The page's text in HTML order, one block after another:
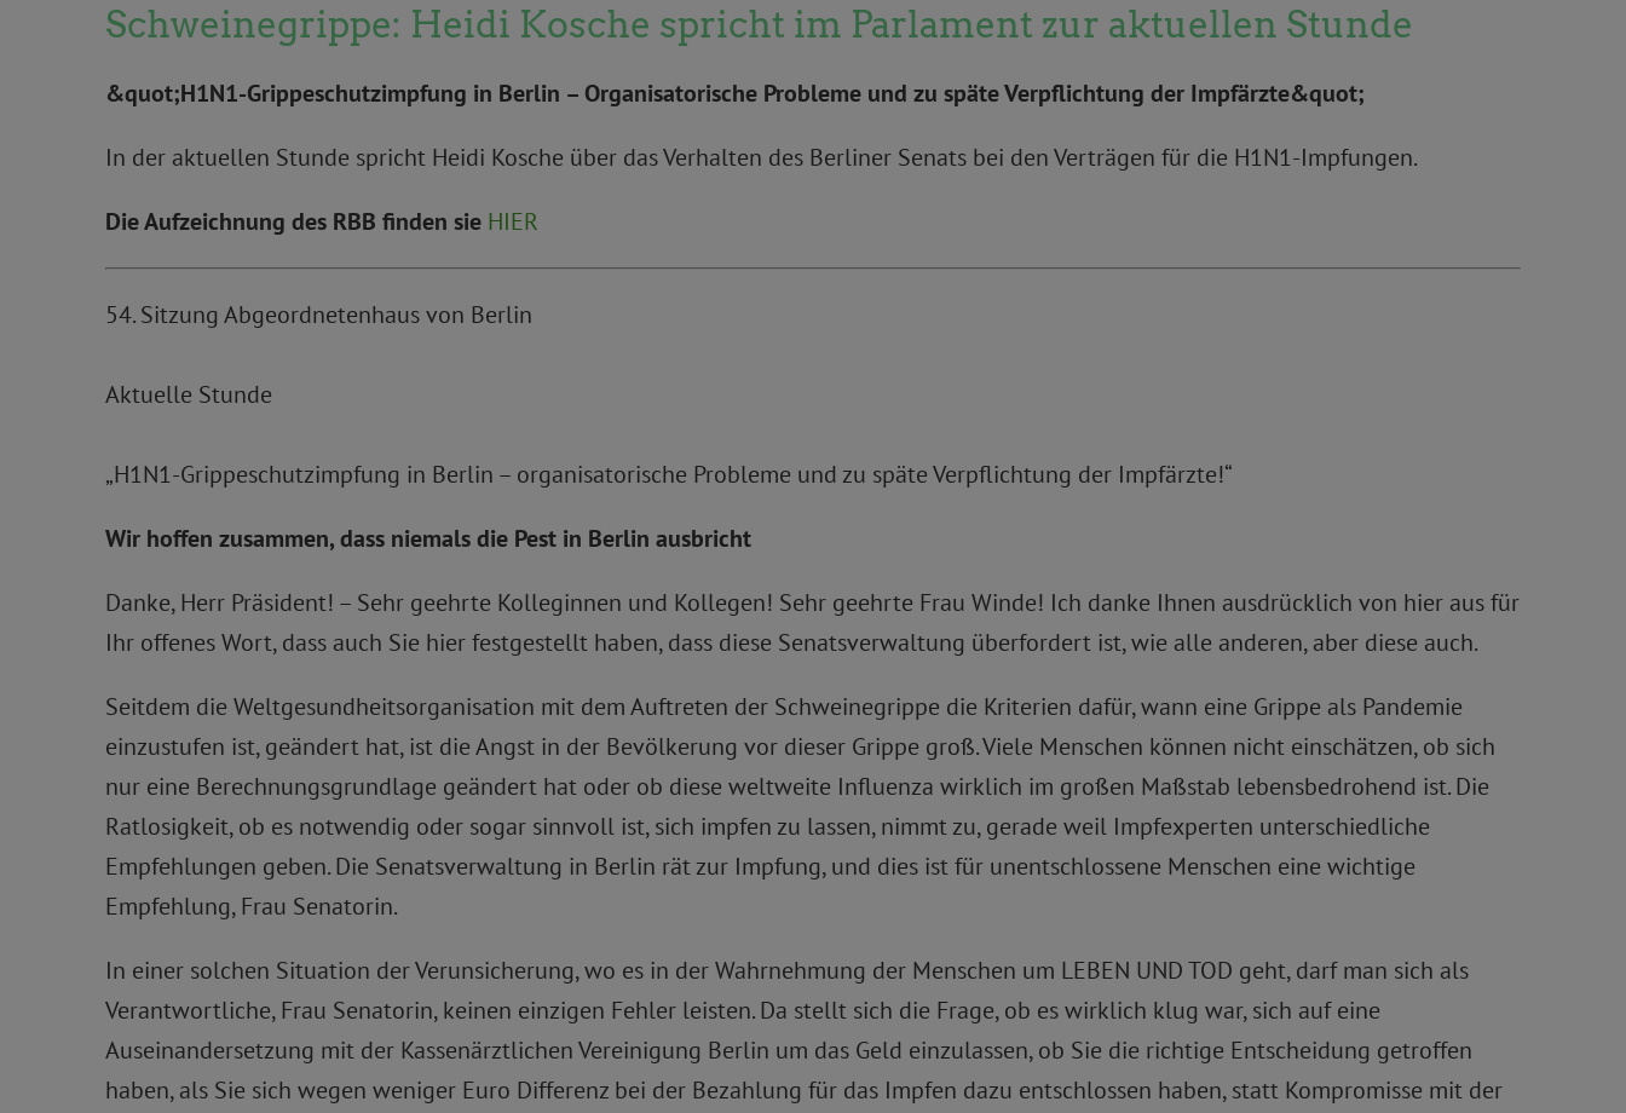
Schweinegrippe: Heidi Kosche spricht im Parlament zur aktuellen Stunde
&quot;H1N1-Grippeschutzimpfung in Berlin – Organisatorische Probleme und zu späte Verpflichtung der Impfärzte&quot;
In der aktuellen Stunde spricht Heidi Kosche über das Verhalten des Berliner Senats bei den Verträgen für die H1N1-Impfungen.
Die Aufzeichnung des RBB finden sie HIER
54. Sitzung Abgeordnetenhaus von Berlin
Aktuelle Stunde
„H1N1-Grippeschutzimpfung in Berlin – organisatorische Probleme und zu späte Verpflichtung der Impfärzte!“
Wir hoffen zusammen, dass niemals die Pest in Berlin ausbricht
Danke, Herr Präsident! – Sehr geehrte Kolleginnen und Kollegen! Sehr geehrte Frau Winde! Ich danke Ihnen ausdrücklich von hier aus für
Ihr offenes Wort, dass auch Sie hier festgestellt haben, dass diese Senatsverwaltung überfordert ist, wie alle anderen, aber diese auch.
Seitdem die Weltgesundheitsorganisation mit dem Auftreten der Schweinegrippe die Kriterien dafür, wann eine Grippe als Pandemie
einzustufen ist, geändert hat, ist die Angst in der Bevölkerung vor dieser Grippe groß. Viele Menschen können nicht einschätzen, ob sich
nur eine Berechnungsgrundlage geändert hat oder ob diese weltweite Influenza wirklich im großen Maßstab lebensbedrohend ist. Die
Ratlosigkeit, ob es notwendig oder sogar sinnvoll ist, sich impfen zu lassen, nimmt zu, gerade weil Impfexperten unterschiedliche
Empfehlungen geben. Die Senatsverwaltung in Berlin rät zur Impfung, und dies ist für unentschlossene Menschen eine wichtige
Empfehlung, Frau Senatorin.
In einer solchen Situation der Verunsicherung, wo es in der Wahrnehmung der Menschen um LEBEN UND TOD geht, darf man sich als
Verantwortliche, Frau Senatorin, keinen einzigen Fehler leisten. Da stellt sich die Frage, ob es wirklich klug war, sich auf eine
Auseinandersetzung mit der Kassenärztlichen Vereinigung Berlin um das Geld einzulassen, ob Sie die richtige Entscheidung getroffen
haben, als Sie sich wegen weniger Euro Differenz bei der Bezahlung für das Impfen dazu entschlossen haben, statt Kompromisse mit der